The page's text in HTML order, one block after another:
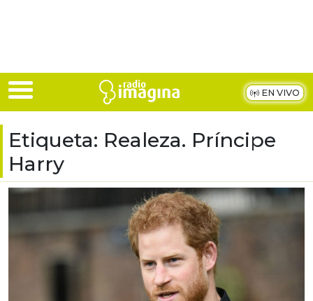
EN VIVO
Etiqueta: Realeza. Príncipe
Harry